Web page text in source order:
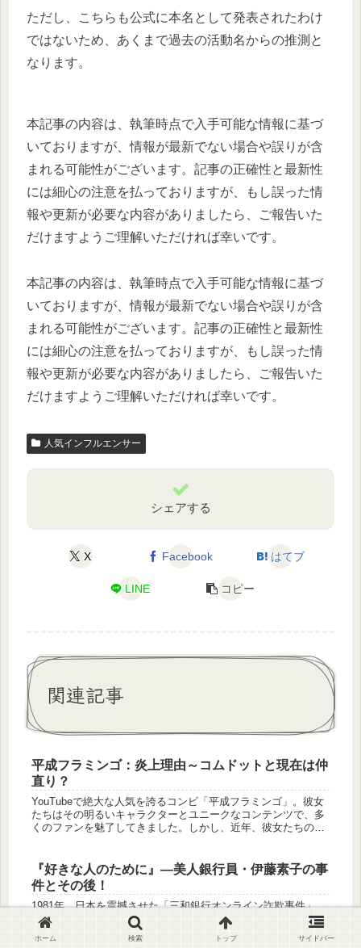
ただし、こちらも公式に本名として発表されたわけ
ではないため、あくまで過去の活動名からの推測と
なります。
本記事の内容は、執筆時点で入手可能な情報に基づ
いておりますが、情報が最新でない場合や誤りが含
まれる可能性がございます。記事の正確性と最新性
には細心の注意を払っておりますが、もし誤った情
報や更新が必要な内容がありましたら、ご報告いた
だけますようご理解いただければ幸いです。
本記事の内容は、執筆時点で入手可能な情報に基づ
いておりますが、情報が最新でない場合や誤りが含
まれる可能性がございます。記事の正確性と最新性
には細心の注意を払っておりますが、もし誤った情
報や更新が必要な内容がありましたら、ご報告いた
だけますようご理解いただければ幸いです。
人気インフルエンサー
シェアする
X Facebook はてブ
LINE コピー
関連記事
平成フラミンゴ：炎上理由～コムドットと現在は仲
直り？
YouTubeで絶大な人気を誇るコンビ「平成フラミンゴ」。彼女
たちはその明るいキャラクターとユニークなコンテンツで、多
くのファンを魅了してきました。しかし、近年、彼女たちの言
『好きな人のために』—美人銀行員・伊藤素子の事
件とその後！
1981年、日本を震撼させた「三和銀行オンライン詐欺事件」。
その主犯として名前が広まったのが、当時「美人銀行員」とし
て注目されていた伊藤素子でした。1億8000万円もの横領とい
う前代未聞の犯罪、そして「好きな人のためにやりました」と
ホーム 検索 トップ サイドバー